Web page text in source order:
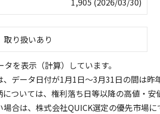
取り扱いあり
を表示（計算）しています。
データ日付が1月1日～3月31日の間は
ついては、権利落ち日等以降の高値・安
合は、株式会社QUICK選定の優先市場に